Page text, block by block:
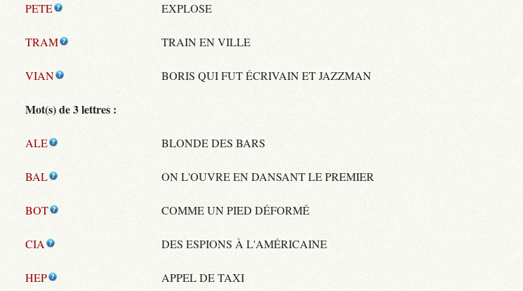
PETE EXPLOSE
TRAM TRAIN EN VILLE
VIAN BORIS QUI FUT ÉCRIVAIN ET JAZZMAN
Mot(s) de 3 lettres :
ALE BLONDE DES BARS
BAL ON L'OUVRE EN DANSANT LE PREMIER
BOT COMME UN PIED DÉFORMÉ
CIA DES ESPIONS À L'AMÉRICAINE
HEP APPEL DE TAXI